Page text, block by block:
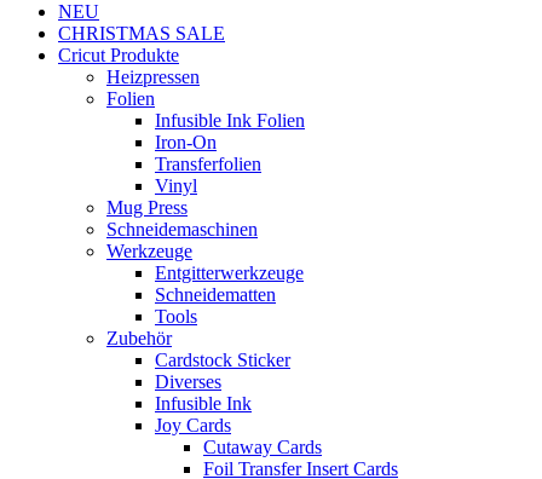
NEU
CHRISTMAS SALE
Cricut Produkte
Heizpressen
Folien
Infusible Ink Folien
Iron-On
Transferfolien
Vinyl
Mug Press
Schneidemaschinen
Werkzeuge
Entgitterwerkzeuge
Schneidematten
Tools
Zubehör
Cardstock Sticker
Diverses
Infusible Ink
Joy Cards
Cutaway Cards
Foil Transfer Insert Cards